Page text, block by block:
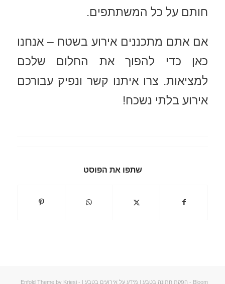
חותם על כל המשתתפים.
אם אתם מתכננים אירוע בשטח – אנחנו
כאן כדי להפוך את החלום שלכם
למציאות. צרו איתנו קשר ונפיק עבורכם
אירוע בלתי נשכח!
שתפו את הפוסט
Bloom - הפקת חתונה בטבע| מידע על אירועים בטבע| -
Enfold Theme by Kriesi